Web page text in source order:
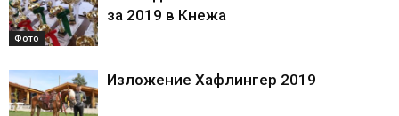
Фото
за 2019 в Кнежа
Изложение Хафлингер 2019